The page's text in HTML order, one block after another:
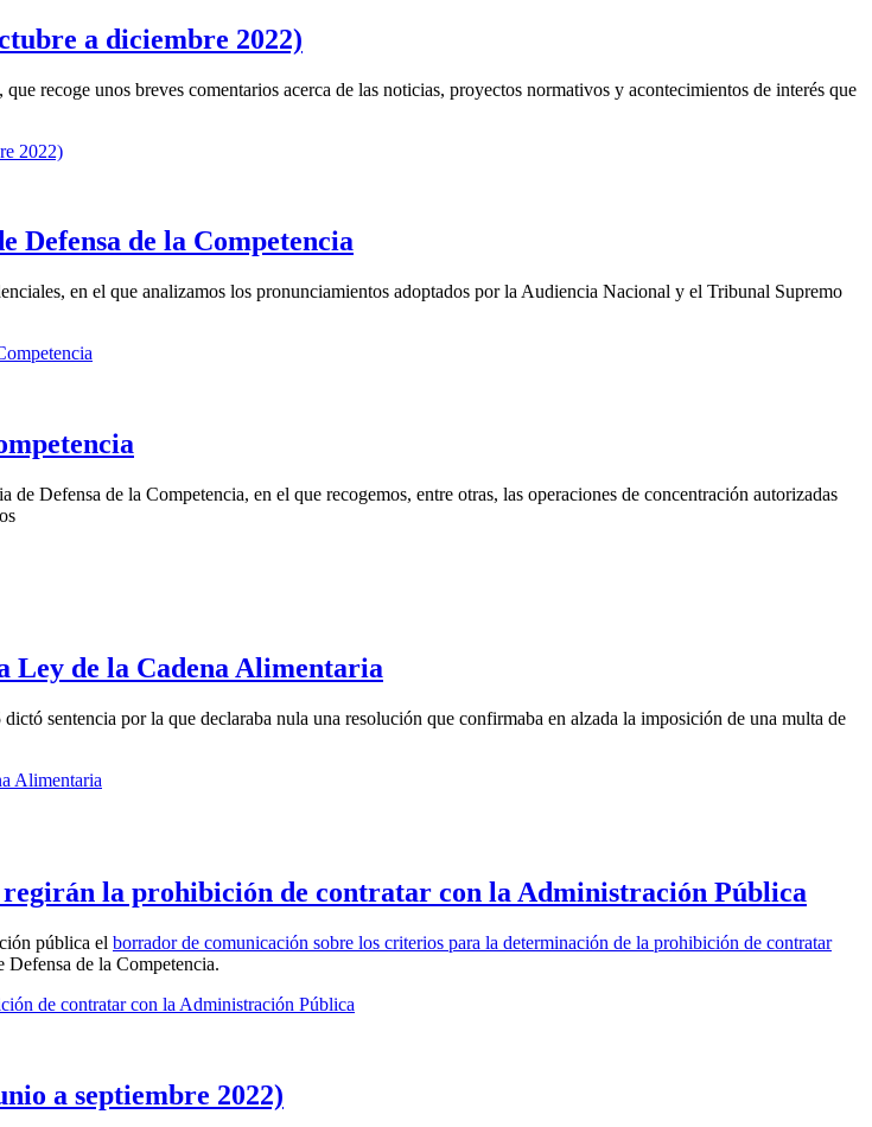
a diciembre 2022)
recoge unos breves comentarios acerca de las noticias, proyectos normativos y acontecimientos de interés que
2022)
Defensa de la Competencia
en el que analizamos los pronunciamientos adoptados por la Audiencia Nacional y el Tribunal Supremo
Defensa de la Competencia, en el que recogemos, entre otras, las operaciones de concentración autorizadas
Ley de la Cadena Alimentaria
sentencia por la que declaraba nula una resolución que confirmaba en alzada la imposición de una multa de
Alimentaria
la prohibición de contratar con la Administración Pública
pública el borrador de comunicación sobre los criterios para la determinación de la prohibición de contratar
Defensa de la Competencia.
de contratar con la Administración Pública
a septiembre 2022)